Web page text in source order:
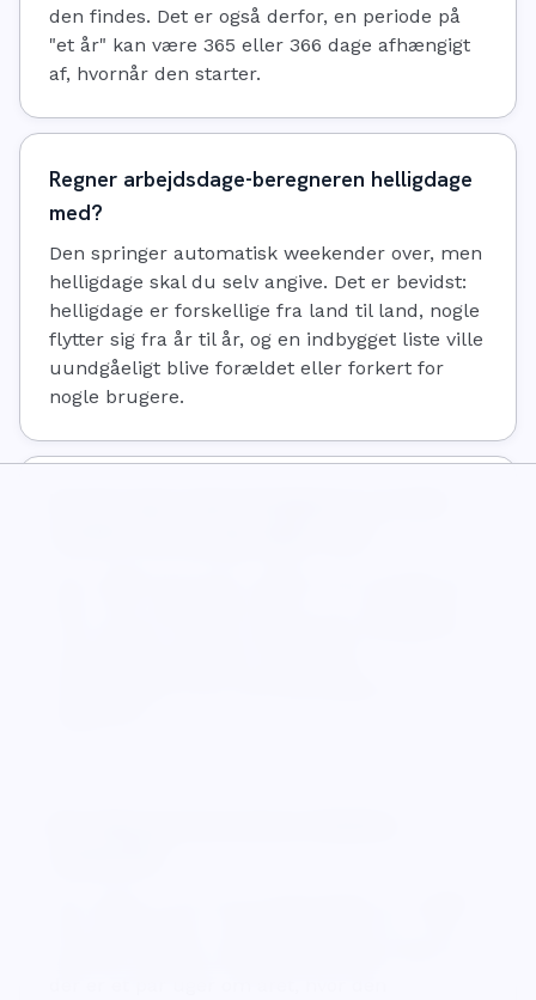
den findes. Det er også derfor, en periode på
"et år" kan være 365 eller 366 dage afhængigt
af, hvornår den starter.
Regner arbejdsdage-beregneren helligdage
med?
Den springer automatisk weekender over, men
helligdage skal du selv angive. Det er bevidst:
helligdage er forskellige fra land til land, nogle
flytter sig fra år til år, og en indbygget liste ville
uundgåeligt blive forældet eller forkert for
nogle brugere.